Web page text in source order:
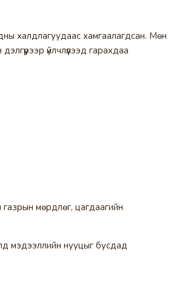
халдлагуудаас хамгаалагдсан. Мөн
үйлчлүүлээд гарахдаа
газрын мөрдлөг, цагдаагийн
мэдээллийн нууцыг бусдад